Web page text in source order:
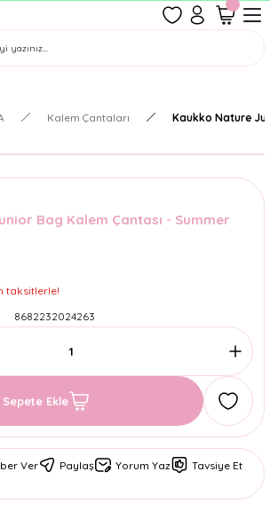
Siparişler Aynı Gün Kargoda!
Kalem Çantaları Kaukko Nature
Bag Kalem Çantası - Summer
taksitlerle!
8682232024263
Sepete Ekle
Ver Paylaş Yorum Yaz
Tavsiye Et